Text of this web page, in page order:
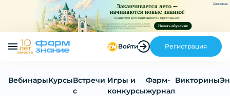
Реклама
Войти Регистрация
ВебинарыКурсыВстречи
с
Игры и
конкурсы
Фарм-
журнал
Викторины